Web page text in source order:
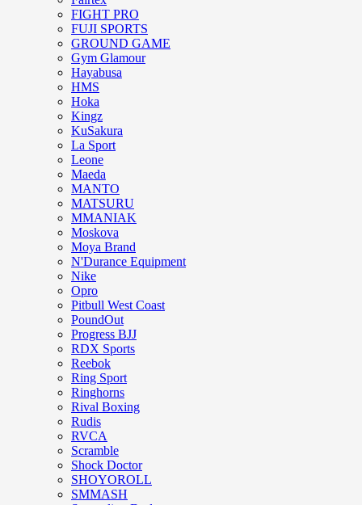
FIGHT PRO
FUJI SPORTS
GROUND GAME
Gym Glamour
Hayabusa
HMS
Hoka
Kingz
KuSakura
La Sport
Leone
Maeda
MANTO
MATSURU
MMANIAK
Moskova
Moya Brand
N'Durance Equipment
Nike
Opro
Pitbull West Coast
PoundOut
Progress BJJ
RDX Sports
Reebok
Ring Sport
Ringhorns
Rival Boxing
Rudis
RVCA
Scramble
Shock Doctor
SHOYOROLL
SMMASH